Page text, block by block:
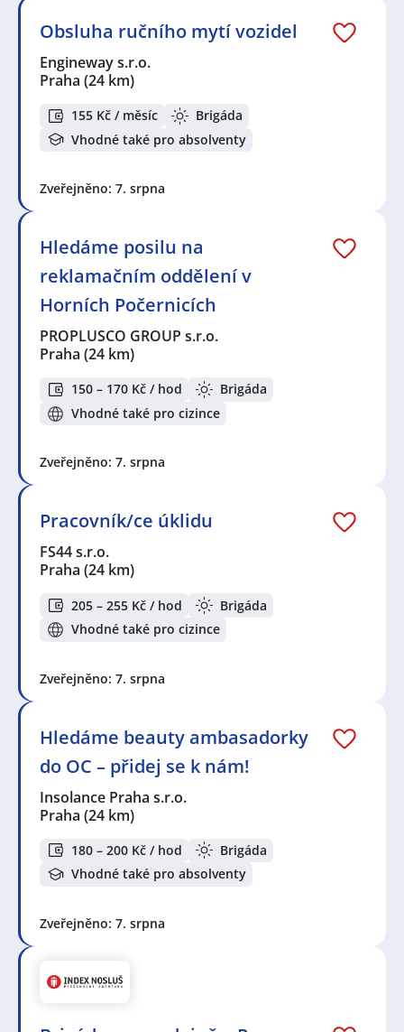
Obsluha ručního mytí vozidel
Engineway s.r.o.
Praha (24 km)
155 Kč / měsíc
Brigáda
Vhodné také pro absolventy
Zveřejněno: 7. srpna
Hledáme posilu na
reklamačním oddělení v
Horních Počernicích
PROPLUSCO GROUP s.r.o.
Praha (24 km)
150 – 170 Kč / hod
Brigáda
Vhodné také pro cizince
Zveřejněno: 7. srpna
Pracovník/ce úklidu
FS44 s.r.o.
Praha (24 km)
205 – 255 Kč / hod
Brigáda
Vhodné také pro cizince
Zveřejněno: 7. srpna
Hledáme beauty ambasadorky
do OC – přidej se k nám!
Insolance Praha s.r.o.
Praha (24 km)
180 – 200 Kč / hod
Brigáda
Vhodné také pro absolventy
Zveřejněno: 7. srpna